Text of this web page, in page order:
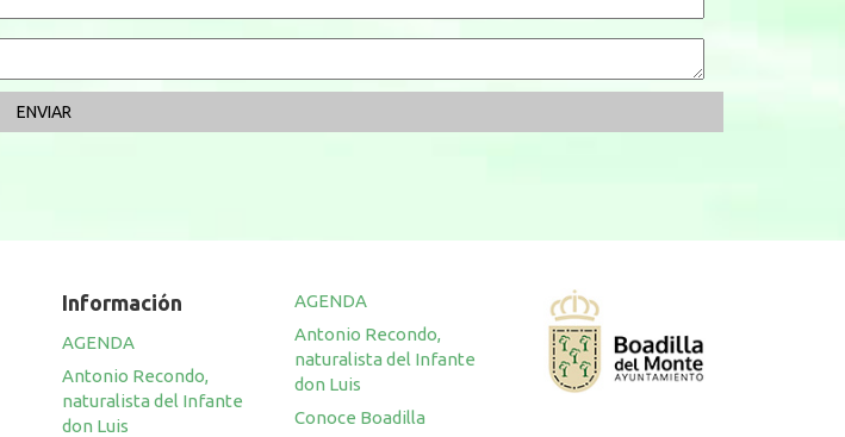
Información
AGENDA
Antonio Recondo,
naturalista del Infante
don Luis
AGENDA
Antonio Recondo,
naturalista del Infante
don Luis
Conoce Boadilla